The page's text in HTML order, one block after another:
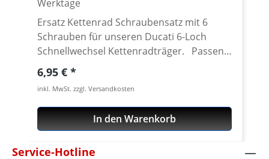
Werktage
Ersatz Kettenrad Schraubensatz mit 6
Schrauben für unseren Ducati 6-Loch
Schnellwechsel Kettenradträger. Passend
für alle Kettenräder mit 6 Löchern (große
Achse) und Senkung in der Bohrung des
Schraubenlöcher. Material: Stahl, verzinkt
Inhalt: 6 Schrauben
Regulärer Preis:
6,95 €
inkl. MwSt. zzgl. Versandkosten
In den Warenkorb
Service-Hotline